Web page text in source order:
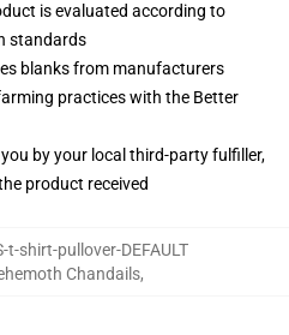
is evaluated according to
standards
blanks from manufacturers
practices with the Better
by your local third-party fulfiller,
product received
t-shirt-pullover-DEFAULT
Chandails,